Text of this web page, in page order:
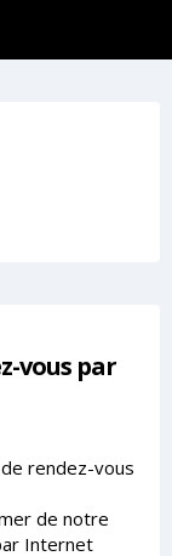
vous par
rendez-vous
de notre
Internet